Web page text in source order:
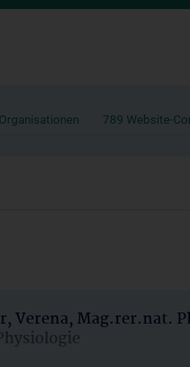
789 Website-
Verena, Mag.rer.nat.